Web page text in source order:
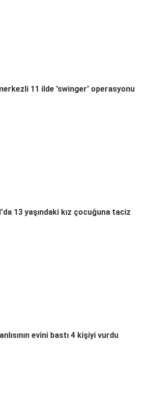
11 ilde 'swinger' operasyonu
13 yaşındaki kız çocuğuna taciz
evini bastı 4 kişiyi vurdu